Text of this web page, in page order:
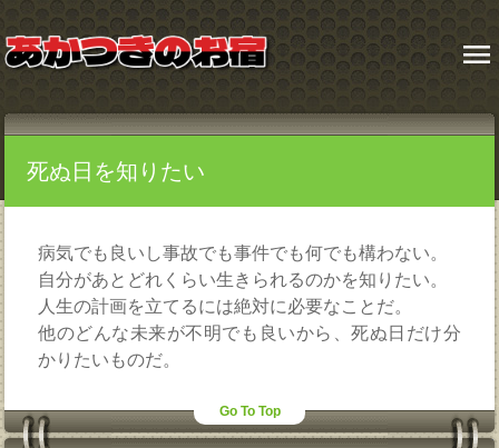
menu
死ぬ日を知りたい
病気でも良いし事故でも事件でも何でも構わない。
自分があとどれくらい生きられるのかを知りたい。
人生の計画を立てるには絶対に必要なことだ。
他のどんな未来が不明でも良いから、死ぬ日だけ分
かりたいものだ。
Go To Top